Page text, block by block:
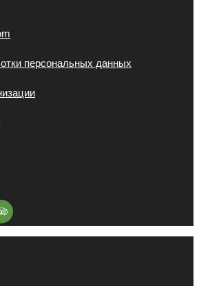
персональных данных